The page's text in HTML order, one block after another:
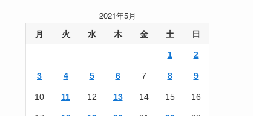
2021年5月
月 火 水 木 金 土 日
1 2
3 4 5 6 7 8 9
10 11 12 13 14 15 16